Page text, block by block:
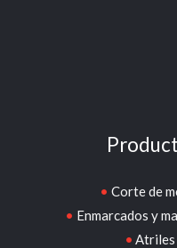
Corte de
Enmarcados y
Atriles